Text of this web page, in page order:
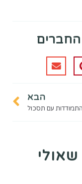
הבא
עם תסכול